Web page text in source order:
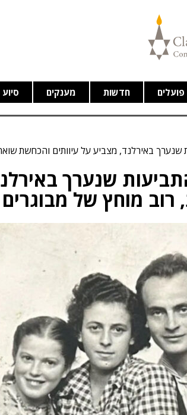
פועלים חדשות מענקים
באירלנד, מצביע על עיוותים והכחשת
שנערך
רוב מוחץ של